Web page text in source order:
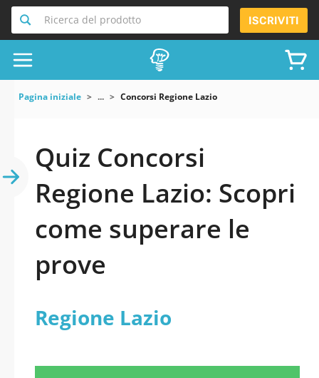
Ricerca del prodotto ISCRIVITI
Pagina iniziale ... Concorsi Regione Lazio
Quiz Concorsi
Regione Lazio: Scopri
come superare le
prove
Regione Lazio